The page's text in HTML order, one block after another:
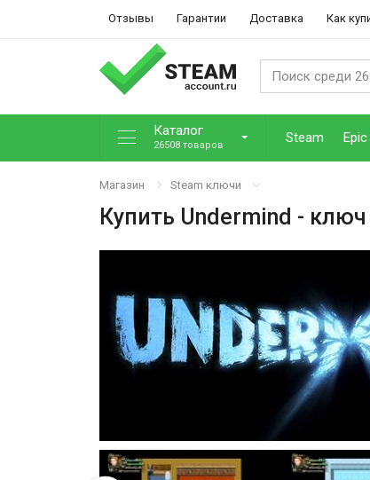
Отзывы Гарантии Доставка Как
Каталог
26508 товаров Steam
Магазин Steam ключи
Купить Undermind - ключ